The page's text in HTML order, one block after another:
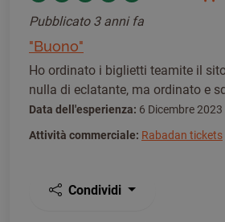
Pubblicato 3 anni fa
"Buono"
Ho ordinato i biglietti teamite il
nulla di eclatante, ma ordinato e
Data dell'esperienza: 6 Dicembre 2023
Attività commerciale: Rabadan tickets
Condividi